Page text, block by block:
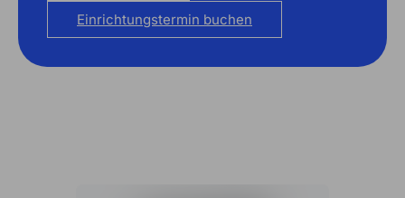
Einrichtungstermin buchen